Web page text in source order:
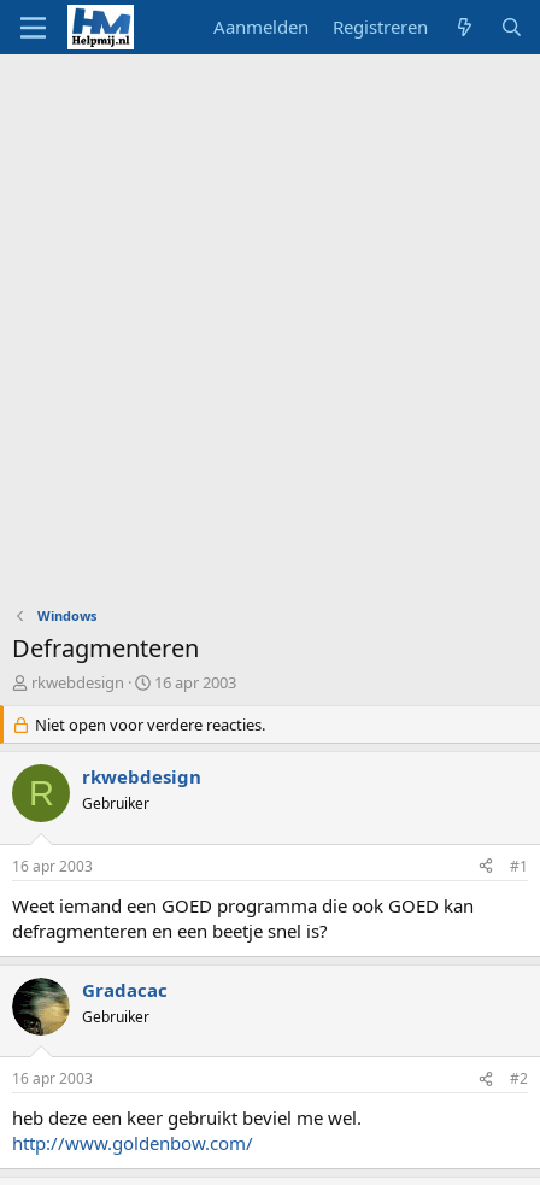
Aanmelden Registreren
Windows
Defragmenteren
O
d
e
r
w
e
s
t
a
r
t
e
r
rkwebdesign
S
a
r
d
m
16 apr 2003
Niet open voor verdere reacties.
R rkwebdesign
Gebruiker
16 apr 2003 #1
Weet iemand een GOED programma die ook GOED kan
defragmenteren en een beetje snel is?
Gradacac
Gebruiker
16 apr 2003 #2
heb deze een keer gebruikt beviel me wel.
http://www.goldenbow.com/